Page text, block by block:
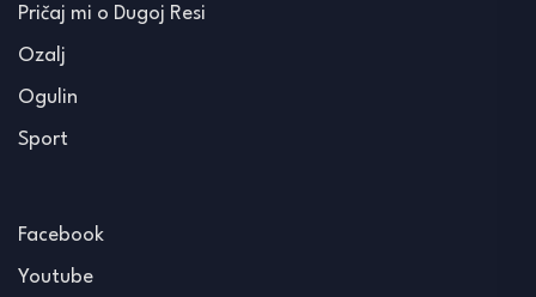
Pričaj mi o Dugoj Resi
Ozalj
Ogulin
Sport
Facebook
Youtube